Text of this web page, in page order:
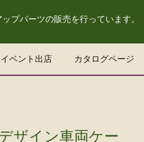
ップパーツの販売を行っています。
イベント出店 カタログページ
ザイン車両ケー